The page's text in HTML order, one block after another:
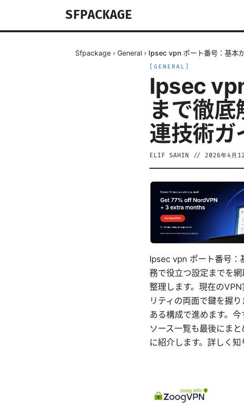
SFPACKAGE
Sfpackage › General › Ipsec vpn ポート番号：基本
GENERAL
Ipsec
まで徹
連技術ガ
ELIF SAHIN // 2026年4月
Ipsec vpn ポート番号：
務で役立つ設定までを網
整理します。現在の
リティの両面で鍵を握
ある構成で進めます。
ソース一覧も最後にま
に紹介します。詳しく